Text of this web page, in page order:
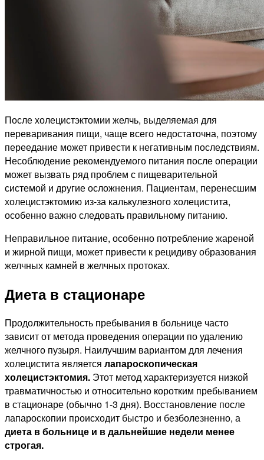
После холецистэктомии желчь, выделяемая для
переваривания пищи, чаще всего недостаточна, поэтому
переедание может привести к негативным последствиям.
Несоблюдение рекомендуемого питания после операции
может вызвать ряд проблем с пищеварительной
системой и другие осложнения. Пациентам, перенесшим
холецистэктомию из-за калькулезного холецистита,
особенно важно следовать правильному питанию.
Неправильное питание, особенно потребление жареной
и жирной пищи, может привести к рецидиву образования
желчных камней в желчных протоках.
Диета в стационаре
Продолжительность пребывания в больнице часто
зависит от метода проведения операции по удалению
желчного пузыря. Наилучшим вариантом для лечения
холецистита является лапароскопическая
холецистэктомия. Этот метод характеризуется низкой
травматичностью и относительно коротким пребыванием
в стационаре (обычно 1-3 дня). Восстановление после
лапароскопии происходит быстро и безболезненно, а
диета в больнице и в дальнейшие недели менее
строгая.